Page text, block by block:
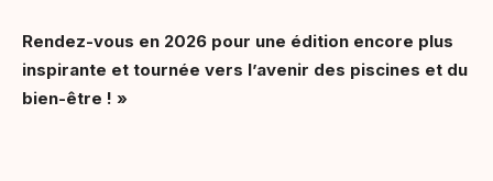
Rendez-vous en 2026 pour une édition encore plus
inspirante et tournée vers l’avenir des piscines et du
bien-être ! »